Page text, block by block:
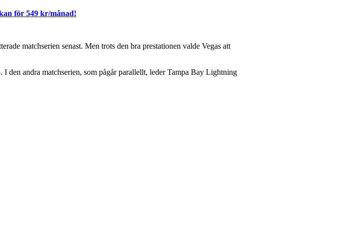
för 549 kr/månad!
matchserien senast. Men trots den bra prestationen valde Vegas att
andra matchserien, som pågår parallellt, leder Tampa Bay Lightning